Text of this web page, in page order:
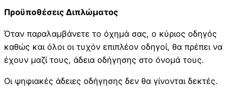
Προϋποθέσεις Διπλώματος
Όταν παραλαμβάνετε το όχημά σας, ο κύριος οδηγός
καθώς και όλοι οι τυχόν επιπλέον οδηγοί, θα πρέπει να
έχουν μαζί τους, άδεια οδήγησης στο όνομά τους.
Οι ψηφιακές άδειες οδήγησης δεν θα γίνονται δεκτές.